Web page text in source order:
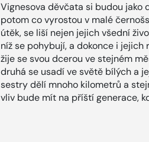
Vignesova děvčata si budou jako
potom co vyrostou v malé
útěk, se liší nejen jejich všední
níž se pohybují, a dokonce i
žije se svou dcerou ve stejném
druhá se usadí ve světě bílých a
sestry dělí mnoho kilometrů a
vliv bude mít na příští generace,